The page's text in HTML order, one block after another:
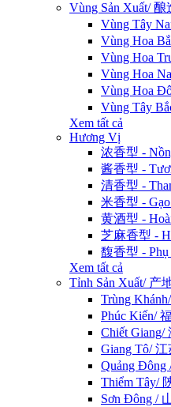
Vùng Sản Xuất/ 酿
Vùng Tây
Vùng Hoa
Vùng Hoa
Vùng Hoa
Vùng Hoa
Vùng Tây
Xem tất cả
Hương Vị
浓香型 -
酱香型 -
清香型 -
米香型 -
黄酒型 -
芝麻香型 -
馥香型 -
Xem tất cả
Tỉnh Sản Xuất/ 产
Trùng
Phúc Kiến/
Chiết Giang/
Giang Tô/ 江
Quảng Đông
Thiểm Tây/
Sơn Đông /